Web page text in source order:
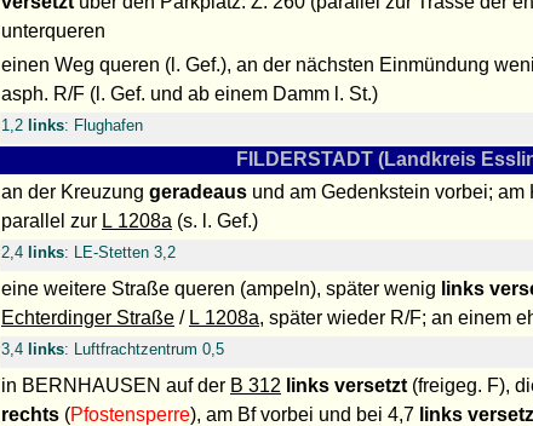
unterqueren
einen Weg queren (l. Gef.), an der nächsten Einmündung
asph. R/F (l. Gef. und ab einem Damm l. St.)
1,2 links: Flughafen
FILDERSTADT (Landkreis
an der Kreuzung geradeaus und am Gedenkstein vorbei;
parallel zur L 1208a (s. l. Gef.)
2,4 links: LE-Stetten 3,2
eine weitere Straße queren (ampeln), später wenig links
Echterdinger Straße / L 1208a, später wieder R/F; an einem
3,4 links: Luftfrachtzentrum 0,5
in BERNHAUSEN auf der B 312 links versetzt (freigeg. F),
rechts (Pfostensperre), am Bf vorbei und bei 4,7 links